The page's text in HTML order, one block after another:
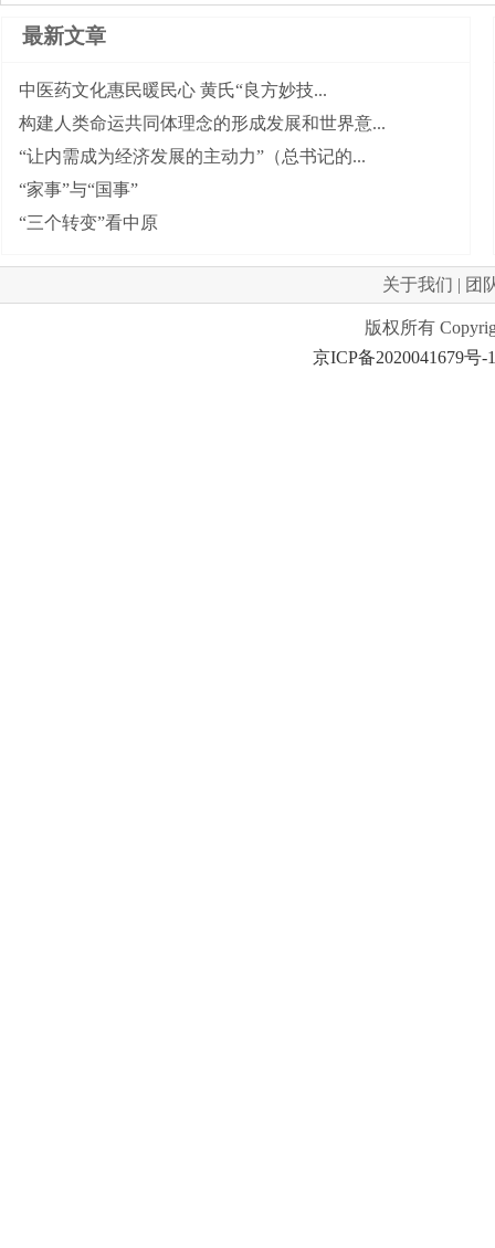
最新文章
中医药文化惠民暖民心 黄氏“良方妙技...
构建人类命运共同体理念的形成发展和世界意...
“让内需成为经济发展的主动力”（总书记的...
“家事”与“国事”
“三个转变”看中原
关于我们 | 团
版权所有
京ICP备2020041679号-1